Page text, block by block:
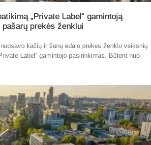
„Private Label“ gamintoją
pašarų prekės ženklui
kačių ir šunų ėdalo prekės ženklo veiksnių
Label“ gamintojo pasirinkimas. Būtent nuo